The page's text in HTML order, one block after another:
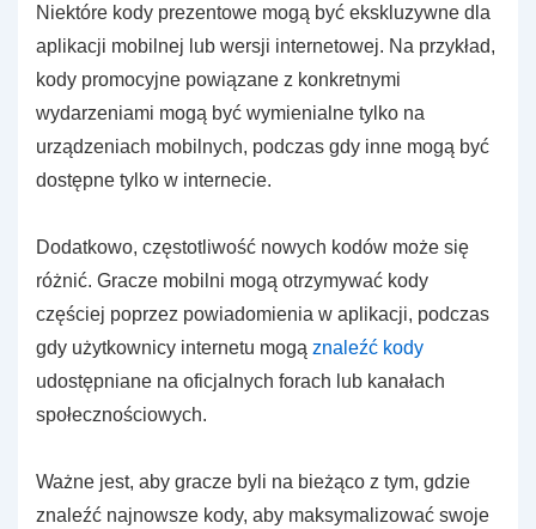
Niektóre kody prezentowe mogą być ekskluzywne dla
aplikacji mobilnej lub wersji internetowej. Na przykład,
kody promocyjne powiązane z konkretnymi
wydarzeniami mogą być wymienialne tylko na
urządzeniach mobilnych, podczas gdy inne mogą być
dostępne tylko w internecie.
Dodatkowo, częstotliwość nowych kodów może się
różnić. Gracze mobilni mogą otrzymywać kody
częściej poprzez powiadomienia w aplikacji, podczas
gdy użytkownicy internetu mogą znaleźć kody
udostępniane na oficjalnych forach lub kanałach
społecznościowych.
Ważne jest, aby gracze byli na bieżąco z tym, gdzie
znaleźć najnowsze kody, aby maksymalizować swoje